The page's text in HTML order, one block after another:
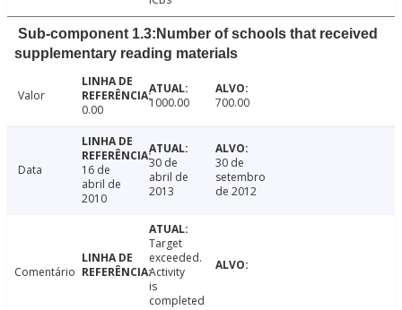
Sub-component 1.3:Number of schools that received
supplementary reading materials
Valor
0.00
1000.00 700.00
Data
16 de
abril de
2010
30 de
abril de
2013
30 de
setembro
de 2012
Comentário
Target
exceeded.
Activity
is
completed